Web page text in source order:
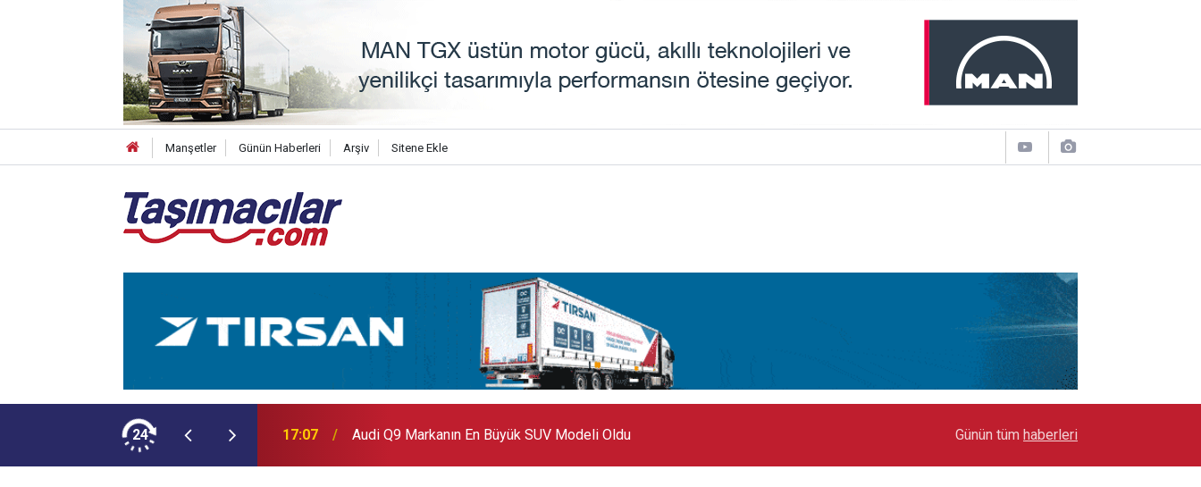
Manşetler Günün Haberleri Arşiv Sitene Ekle
24
NEOPLAN Skyliner Ekledi 17:07 Audi Q9 Markanın En Büyük SUV Modeli Oldu Toyota Otomotiv Sanayi Türkiye Üretime Ara
Günün tüm haberleri